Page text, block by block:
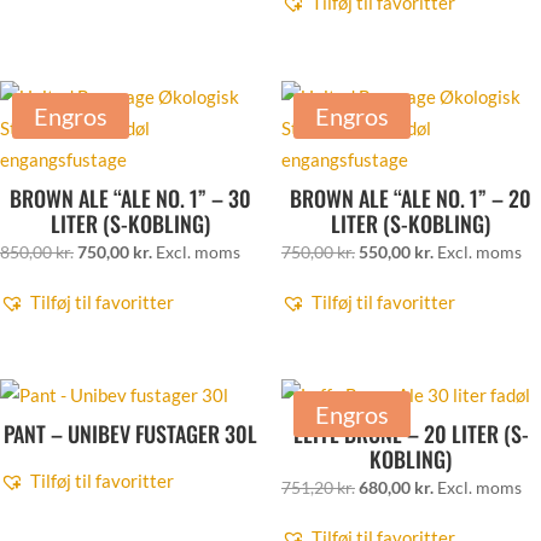
pris
pris
Engros
BROWN ALE “ALE NO. 1” – 30
LITER (S-KOBLING)
850,00kr.Den
pris
750,00 kr. Den
pris
Excl. moms
Tilføj til favoritter
Engros
BROWN ALE “ALE NO. 1” – 20
LITER (S-KOBLING)
750,00kr. Den
pris
550,00 kr. Den
pris
Excl. moms
Tilføj til favoritter
PANT – UNIBEV FUSTAGER 30L
Tilføj til favoritter
Engros
LEFFE BRUNE – 20 LITER (S-
KOBLING)
751,20kr.Den
680,00 kr. Den
Excl. moms